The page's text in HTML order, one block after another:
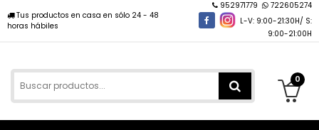
Tus productos en casa en sólo 24 - 48
horas hábiles
952971779
722605274
L-V: 9:00-21:30H/ S:
9:00-21:00H
0